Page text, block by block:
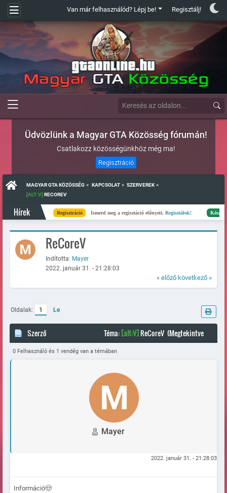
Van már felhasználód? Lépj be! Regisztálj!
Üdvözlünk a Magyar GTA Közösség fórumán!
Csatlakozz közösségünkhöz még ma!
Regisztráció
MAGYAR GTA KÖZÖSSÉG » KAPCSOLAT » SZERVEREK »
[ALT:V] RECOREV
Hírek Regisztráció Ismerd meg a regisztáció előnyeit.Regisztálok!
ReCoreV
Indította: Mayer
2022. január 31. - 21:28:03
« előző következő »
Oldalak: 1 Le
Szerző Téma:[alt:V]ReCoreV (Megtekintve
63213 alkalommal)
0 Felhasználó és 1 vendég van a témában
Mayer
2022. január 31. - 21:28:03
Információ🤠